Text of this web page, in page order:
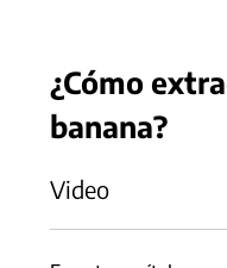
¿Cómo
banana?
Video